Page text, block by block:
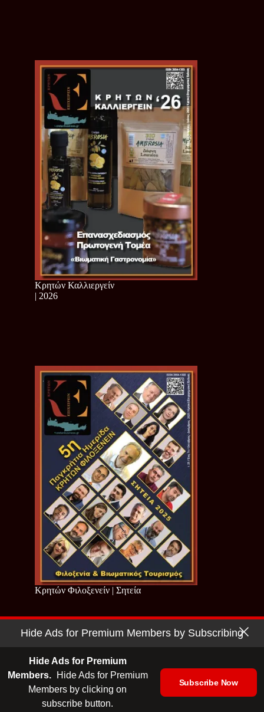
Κρητών Καλλιεργείν
| 2026
Κρητών Φιλοξενείν | Σητεία
Copyright © 2026 - Cretan Business | Κρητών Επιχειρείν
| Ταυτότητα | Media Kit
Hide Ads for Premium Members by Subscribing
Hide Ads for Premium
Members.
Hide Ads for Premium
Members by clicking on
subscribe button.
Subscribe Now